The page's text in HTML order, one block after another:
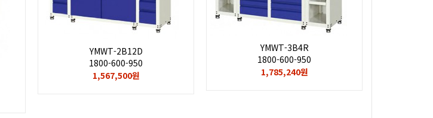
YMWT-2B12D
1800-600-950
1,567,500원
YMWT-3B4R
1800-600-950
1,785,240원